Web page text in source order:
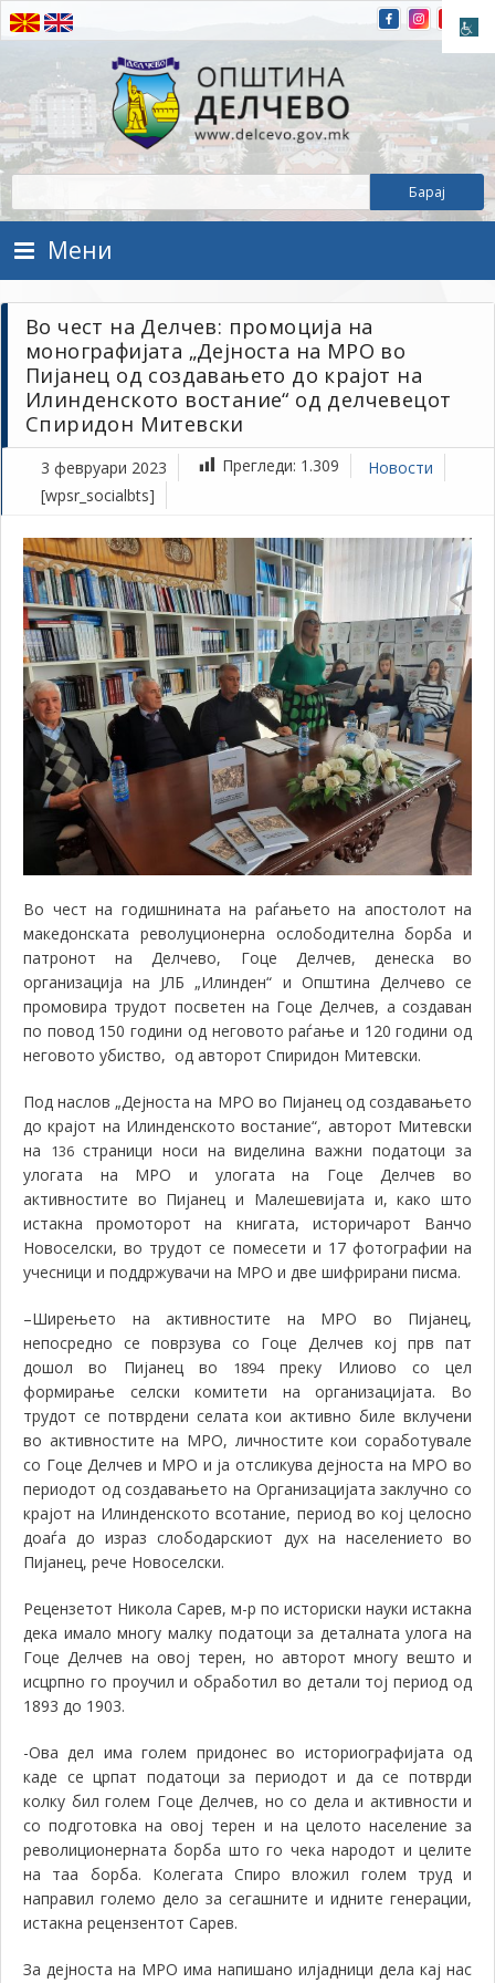
Прескокнете на содржината
Општина Делчево
Општина Делчево
Мени
Во чест на Делчев: промоција на
монографијата „Дејноста на МРО во
Пијанец од создавањето до крајот на
Илинденското востание“ од делчевецот
Спиридон Митевски
3 февруари 2023 Прегледи: 1.309
Новости
[wpsr_socialbts]
Во чест на годишнината на раѓањето на апостолот на
македонската револуционерна ослободителна борба и
патронот на Делчево, Гоце Делчев, денеска во
организација на ЈЛБ „Илинден“ и Општина Делчево се
промовира трудот посветен на Гоце Делчев, а создаван
по повод 150 години од неговото раѓање и 120 години од
неговото убиство, од авторот Спиридон Митевски.
Под наслов „Дејноста на МРО во Пијанец од создавањето
до крајот на Илинденското востание“, авторот Митевски
на 136 страници носи на виделина важни податоци за
улогата на МРО и улогата на Гоце Делчев во
активностите во Пијанец и Малешевијата и, како што
истакна промоторот на книгата, историчарот Ванчо
Новоселски, во трудот се помесети и 17 фотографии на
учесници и поддржувачи на МРО и две шифрирани писма.
–Ширењето на активностите на МРО во Пијанец,
непосредно се поврзува со Гоце Делчев кој прв пат
дошол во Пијанец во 1894преку Илиово со цел
формирање селски комитети на организацијата. Во
трудот се потврдени селата кои активно биле вклучени
во активностите на МРО, личностите кои соработувале
со Гоце Делчев и МРО и ја отсликува дејноста на МРО во
периодот од создавањето на Организацијата заклучно со
крајот на Илинденското всотание, период во кој целосно
доаѓа до израз слободарскиот дух на населението во
Пијанец, рече Новоселски.
Рецензетот Никола Сарев, м-р по историски науки истакна
дека имало многу малку податоци за деталната улога на
Гоце Делчев на овој терен, но авторот многу вешто и
исцрпно го проучил и обработил во детали тој период од
1893 до 1903.
-Ова дел има голем придонес во историографијата од
каде се црпат податоци за периодот и да се потврди
колку бил голем Гоце Делчев, но со дела и активности и
со подготовка на овој терен и на целото население за
револиционерната борба што го чека народот и целите
на таа борба. Колегата Спиро вложил голем труд и
направил големо дело за сегашните и идните генерации,
истакна рецензентот Сарев.
За дејноста на МРО има напишано илјадници дела кај нас